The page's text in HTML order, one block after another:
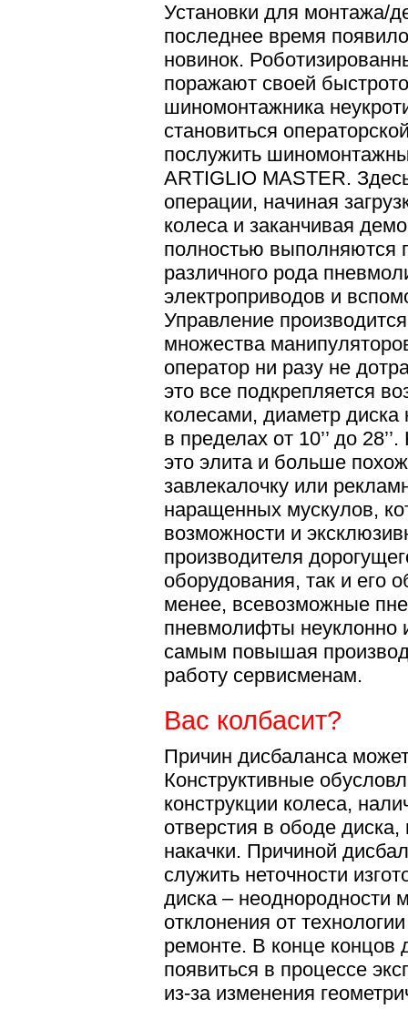
Установки для монтажа/
последнее время
новинок.
поражают своей
шиномонтажника
становиться
послужить
ARTIGLIO MASTER.
операции, начиная
колеса и заканчивая
полностью выполняются
различного рода
электроприводов и
Управление
множества
оператор ни разу не
это все подкрепляется
колесами, диаметр
в пределах от 10’’ до
это элита и больше
завлекалочку или
наращенных мускулов,
возможности и
производителя
оборудования, так и его
менее, всевозможные
пневмолифты неуклонно
самым повышая
работу сервисменам.
Вас колбасит?
Причин дисбаланса
Конструктивные
конструкции колеса,
отверстия в ободе
накачки. Причиной
служить неточности
диска – неоднородности
отклонения от
ремонте. В конце концов
появиться в процессе
из-за изменения